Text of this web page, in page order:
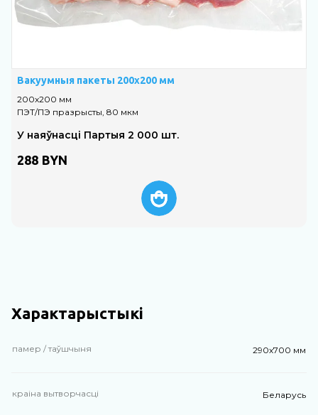
Вакуумныя пакеты 200х200 мм
200х200 мм
ПЭТ/ПЭ празрысты, 80 мкм
У наяўнасці Партыя 2 000 шт.
288 BYN
Характарыстыкі
памер / таўшчыня 290х700 мм
краіна вытворчасці Беларусь